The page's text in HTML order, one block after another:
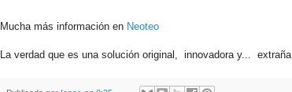
Mucha más información en Neoteo
La verdad que es una solución original, innovadora y... extraña.